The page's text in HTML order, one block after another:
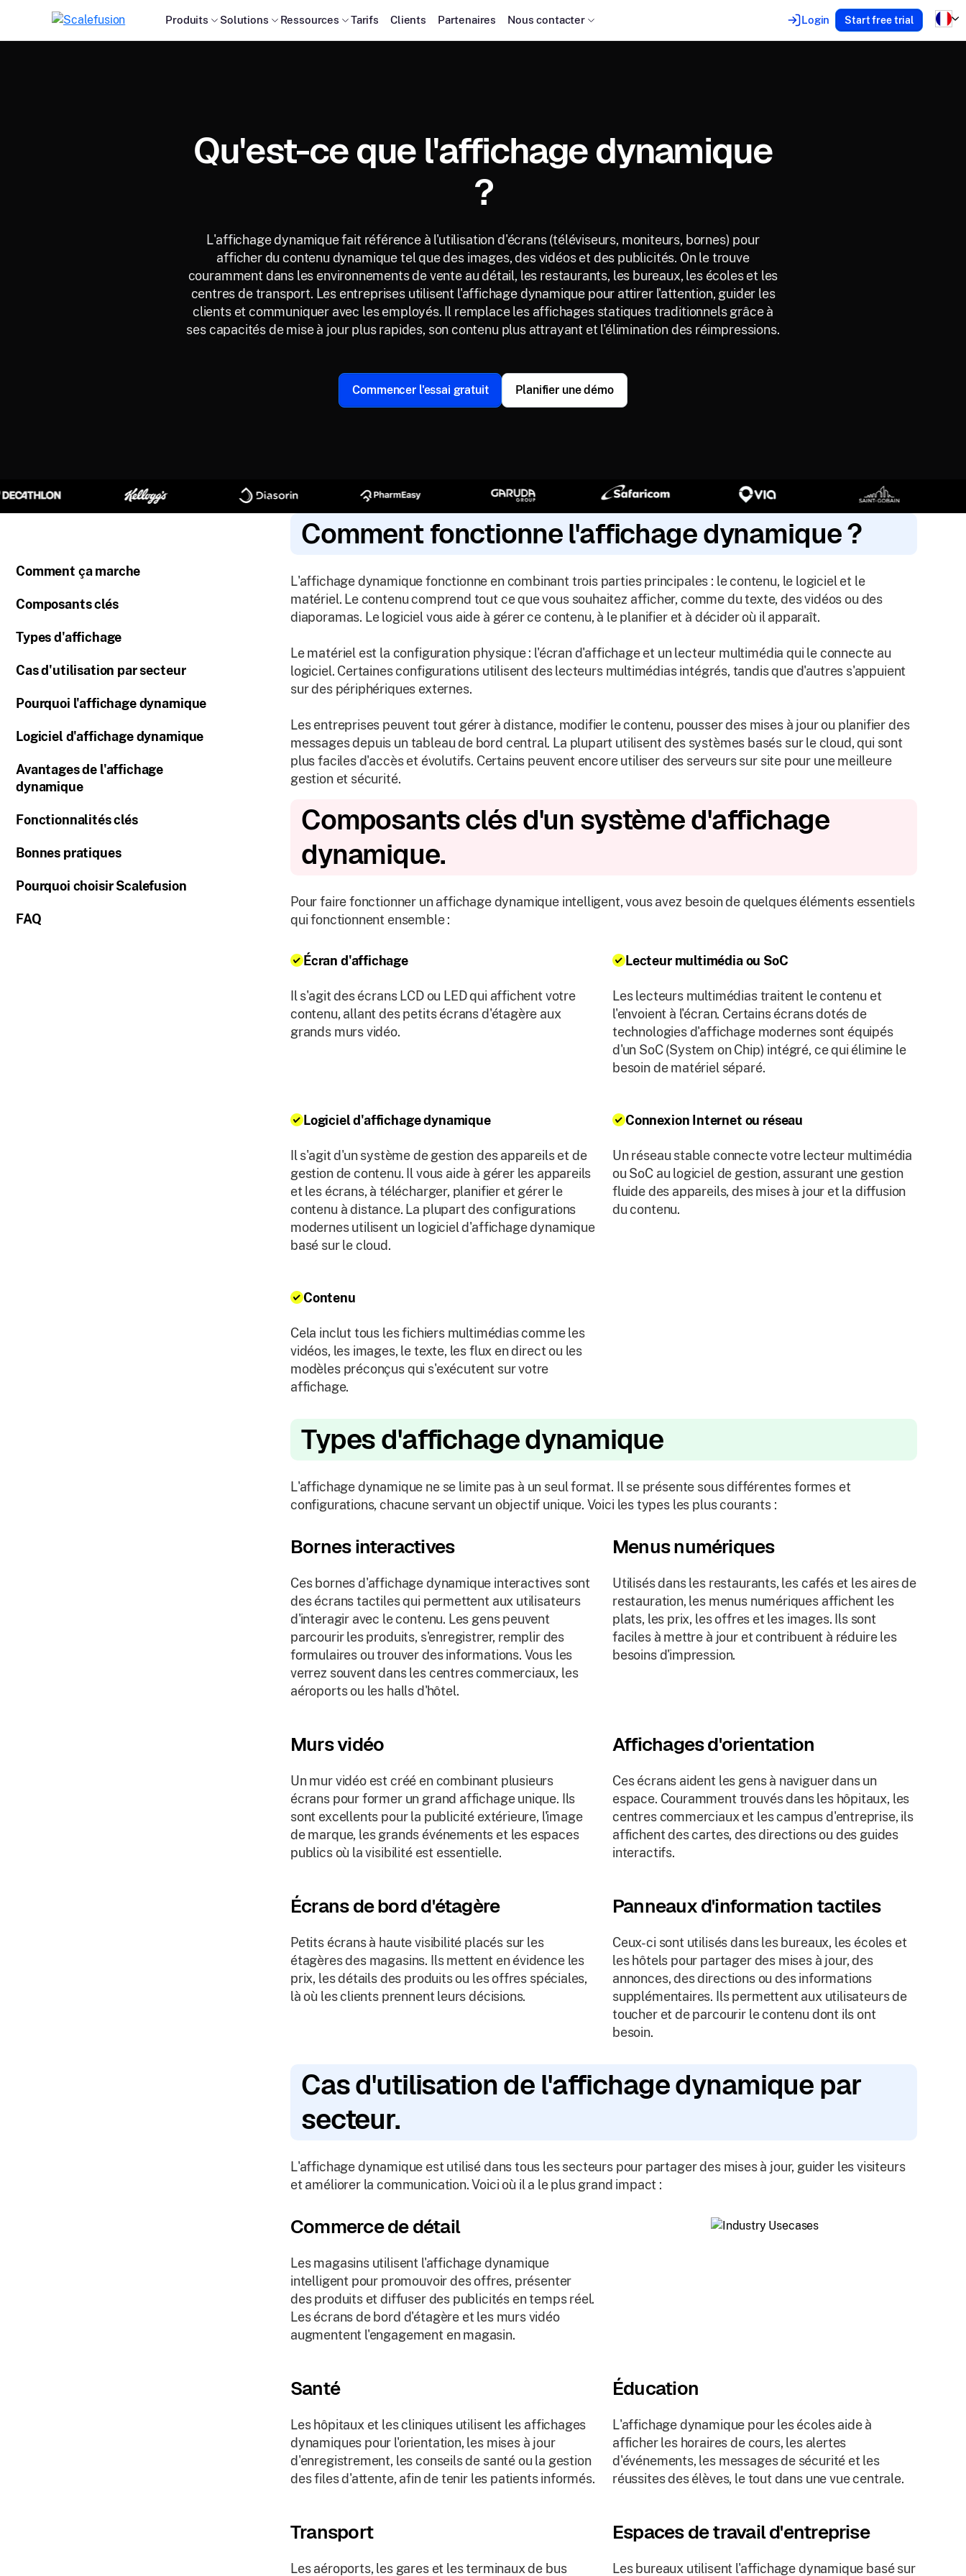
Produits Solutions Ressources Tarifs Clients Partenaires Nous contacter Login Start free trial
Qu'est-ce que l'affichage dynamique
?
L'affichage dynamique fait référence à l'utilisation d'écrans (téléviseurs, moniteurs, bornes) pour
afficher du contenu dynamique tel que des images, des vidéos et des publicités. On le trouve
couramment dans les environnements de vente au détail, les restaurants, les bureaux, les écoles et les
centres de transport. Les entreprises utilisent l'affichage dynamique pour attirer l'attention, guider les
clients et communiquer avec les employés. Il remplace les affichages statiques traditionnels grâce à
ses capacités de mise à jour plus rapides, son contenu plus attrayant et l'élimination des réimpressions.
Commencer l'essai gratuit Planifier une démo
Comment ça marche
Composants clés
Types d'affichage
Cas d'utilisation par secteur
Pourquoi l'affichage dynamique
Logiciel d'affichage dynamique
Avantages de l'affichage
dynamique
Fonctionnalités clés
Bonnes pratiques
Pourquoi choisir Scalefusion
FAQ
Comment fonctionne l'affichage dynamique ?
L'affichage dynamique fonctionne en combinant trois parties principales : le contenu, le logiciel et le
matériel. Le contenu comprend tout ce que vous souhaitez afficher, comme du texte, des vidéos ou des
diaporamas. Le logiciel vous aide à gérer ce contenu, à le planifier et à décider où il apparaît.
Le matériel est la configuration physique : l'écran d'affichage et un lecteur multimédia qui le connecte au
logiciel. Certaines configurations utilisent des lecteurs multimédias intégrés, tandis que d'autres s'appuient
sur des périphériques externes.
Les entreprises peuvent tout gérer à distance, modifier le contenu, pousser des mises à jour ou planifier des
messages depuis un tableau de bord central. La plupart utilisent des systèmes basés sur le cloud, qui sont
plus faciles d'accès et évolutifs. Certains peuvent encore utiliser des serveurs sur site pour une meilleure
gestion et sécurité.
Composants clés d'un système d'affichage
dynamique.
Pour faire fonctionner un affichage dynamique intelligent, vous avez besoin de quelques éléments essentiels
qui fonctionnent ensemble :
Écran d'affichage
Il s'agit des écrans LCD ou LED qui affichent votre
contenu, allant des petits écrans d'étagère aux
grands murs vidéo.
Lecteur multimédia ou SoC
Les lecteurs multimédias traitent le contenu et
l'envoient à l'écran. Certains écrans dotés de
technologies d'affichage modernes sont équipés
d'un SoC (System on Chip) intégré, ce qui élimine le
besoin de matériel séparé.
Logiciel d'affichage dynamique
Il s'agit d'un système de gestion des appareils et de
gestion de contenu. Il vous aide à gérer les appareils
et les écrans, à télécharger, planifier et gérer le
contenu à distance. La plupart des configurations
modernes utilisent un logiciel d'affichage dynamique
basé sur le cloud.
Connexion Internet ou réseau
Un réseau stable connecte votre lecteur multimédia
ou SoC au logiciel de gestion, assurant une gestion
fluide des appareils, des mises à jour et la diffusion
du contenu.
Contenu
Cela inclut tous les fichiers multimédias comme les
vidéos, les images, le texte, les flux en direct ou les
modèles préconçus qui s'exécutent sur votre
affichage.
Types d'affichage dynamique
L'affichage dynamique ne se limite pas à un seul format. Il se présente sous différentes formes et
configurations, chacune servant un objectif unique. Voici les types les plus courants :
Bornes interactives
Ces bornes d'affichage dynamique interactives sont
des écrans tactiles qui permettent aux utilisateurs
d'interagir avec le contenu. Les gens peuvent
parcourir les produits, s'enregistrer, remplir des
formulaires ou trouver des informations. Vous les
verrez souvent dans les centres commerciaux, les
aéroports ou les halls d'hôtel.
Menus numériques
Utilisés dans les restaurants, les cafés et les aires de
restauration, les menus numériques affichent les
plats, les prix, les offres et les images. Ils sont
faciles à mettre à jour et contribuent à réduire les
besoins d'impression.
Murs vidéo
Un mur vidéo est créé en combinant plusieurs
écrans pour former un grand affichage unique. Ils
sont excellents pour la publicité extérieure, l'image
de marque, les grands événements et les espaces
publics où la visibilité est essentielle.
Affichages d'orientation
Ces écrans aident les gens à naviguer dans un
espace. Couramment trouvés dans les hôpitaux, les
centres commerciaux et les campus d'entreprise, ils
affichent des cartes, des directions ou des guides
interactifs.
Écrans de bord d'étagère
Petits écrans à haute visibilité placés sur les
étagères des magasins. Ils mettent en évidence les
prix, les détails des produits ou les offres spéciales,
là où les clients prennent leurs décisions.
Panneaux d'information tactiles
Ceux-ci sont utilisés dans les bureaux, les écoles et
les hôtels pour partager des mises à jour, des
annonces, des directions ou des informations
supplémentaires. Ils permettent aux utilisateurs de
toucher et de parcourir le contenu dont ils ont
besoin.
Cas d'utilisation de l'affichage dynamique par
secteur.
L'affichage dynamique est utilisé dans tous les secteurs pour partager des mises à jour, guider les visiteurs
et améliorer la communication. Voici où il a le plus grand impact :
Commerce de détail
Les magasins utilisent l'affichage dynamique
intelligent pour promouvoir des offres, présenter
des produits et diffuser des publicités en temps réel.
Les écrans de bord d'étagère et les murs vidéo
augmentent l'engagement en magasin.
Santé
Les hôpitaux et les cliniques utilisent les affichages
dynamiques pour l'orientation, les mises à jour
d'enregistrement, les conseils de santé ou la gestion
des files d'attente, afin de tenir les patients informés.
Éducation
L'affichage dynamique pour les écoles aide à
afficher les horaires de cours, les alertes
d'événements, les messages de sécurité et les
réussites des élèves, le tout dans une vue centrale.
Transport
Les aéroports, les gares et les terminaux de bus
Espaces de travail d'entreprise
Les bureaux utilisent l'affichage dynamique basé sur